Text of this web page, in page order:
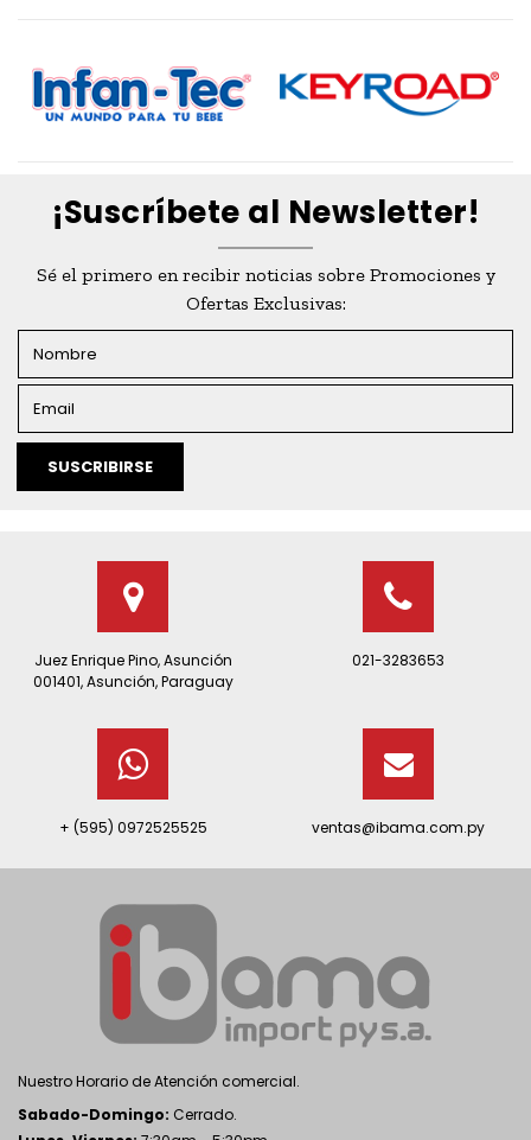
¡Suscríbete al Newsletter!
Sé el primero en recibir noticias sobre Promociones y
Ofertas Exclusivas:
SUSCRIBIRSE
Juez Enrique Pino, Asunción
001401, Asunción, Paraguay
021-3283653
+ (595) 0972525525 ventas@ibama.com.py
Nuestro Horario de Atención comercial.
Sabado-Domingo: Cerrado.